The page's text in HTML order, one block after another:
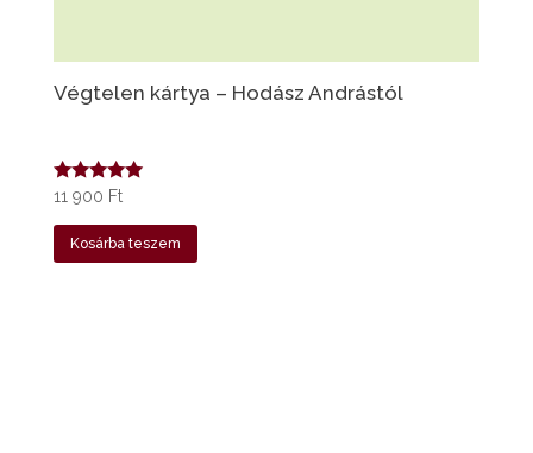
Végtelen kártya – Hodász Andrástól
Értékelés:
/ 5
11 900 Ft
Kosárba teszem